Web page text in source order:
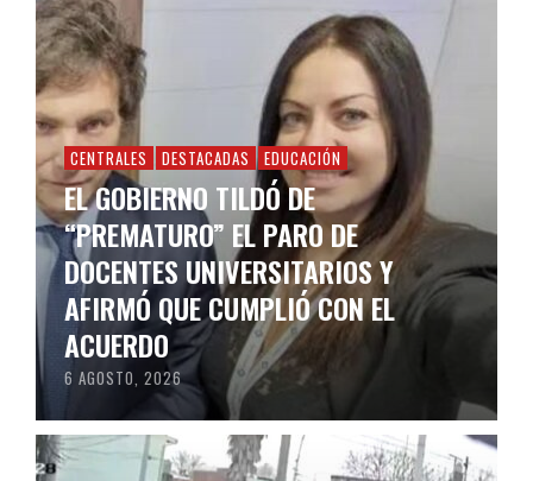
CENTRALES DESTACADAS EDUCACIÓN
EL GOBIERNO TILDÓ DE
“PREMATURO” EL PARO DE
DOCENTES UNIVERSITARIOS Y
AFIRMÓ QUE CUMPLIÓ CON EL
ACUERDO
6 AGOSTO, 2026